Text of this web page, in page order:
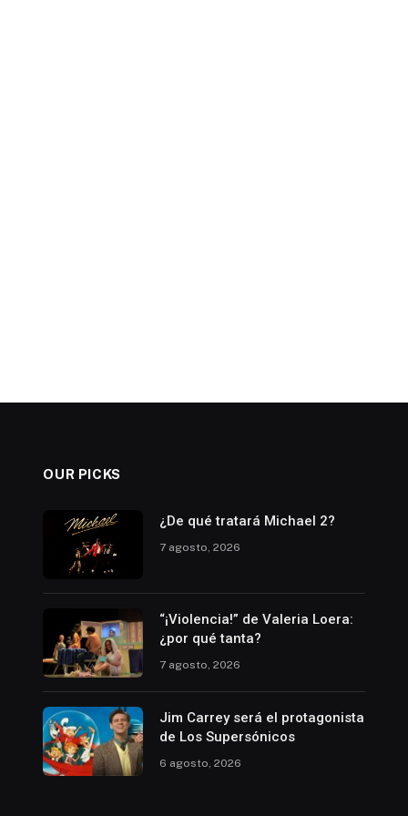
OUR PICKS
¿De qué tratará Michael 2?
7 agosto, 2026
“¡Violencia!” de Valeria Loera:
¿por qué tanta?
7 agosto, 2026
Jim Carrey será el protagonista
de Los Supersónicos
6 agosto, 2026